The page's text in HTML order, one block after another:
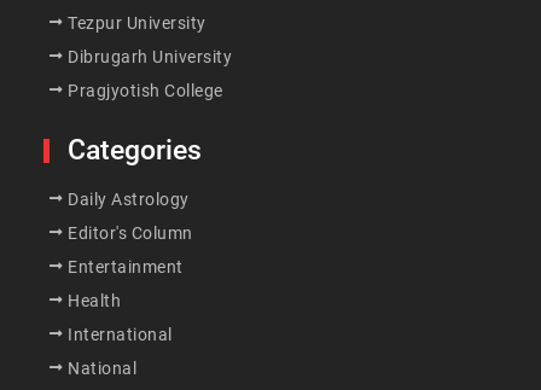
Tezpur University
Dibrugarh University
Pragjyotish College
Categories
Daily Astrology
Editor's Column
Entertainment
Health
International
National